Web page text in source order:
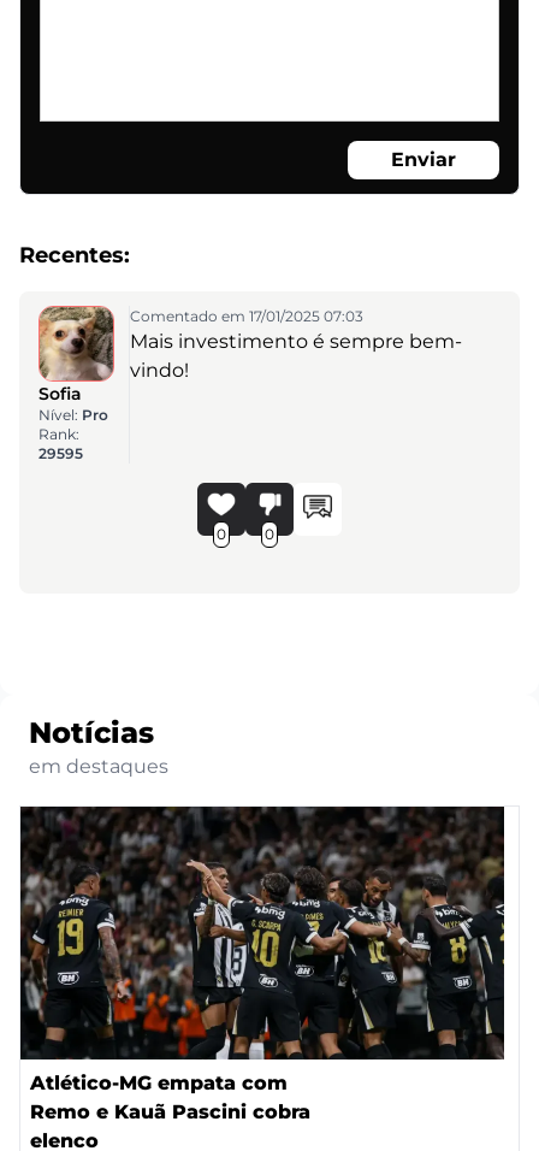
Enviar
Recentes:
Sofia
Nível: Pro
Rank:
29595
Comentado em 17/01/2025 07:03
Mais investimento é sempre bem-
vindo!
0 0
Notícias
em destaques
Atlético-MG empata com
Remo e Kauã Pascini cobra
elenco